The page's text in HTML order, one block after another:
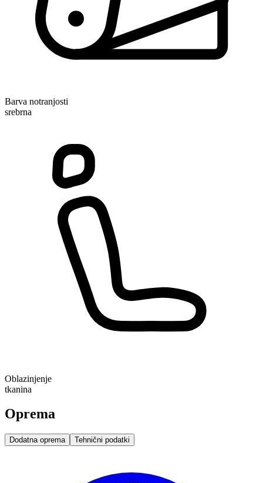
Barva notranjosti
srebrna
Oblazinjenje
tkanina
Oprema
Dodatna oprema Tehnični podatki